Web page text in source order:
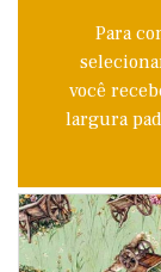
Para
você
largura